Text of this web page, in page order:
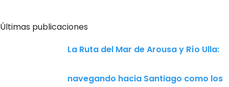
Últimas publicaciones
La Ruta del Mar de Arousa y Río Ulla:
navegando hacia Santiago como los